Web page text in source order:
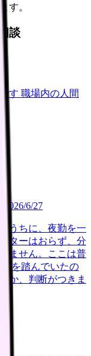
す。
談
す 職場内の人間
2026/6/27
うちに、夜勤を一
ターはおらず、分
ません。ここは普
を踏んでいたの
か、判断がつきま